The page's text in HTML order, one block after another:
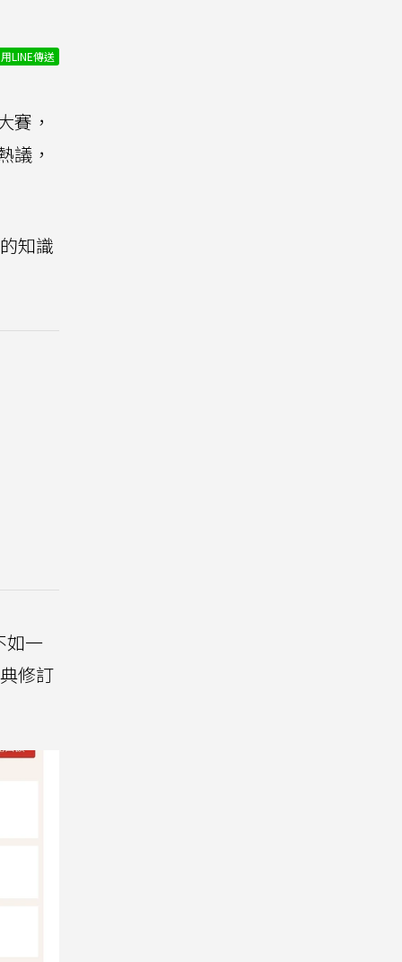
用LINE傳送
賽，
議，
知識
如一
修訂